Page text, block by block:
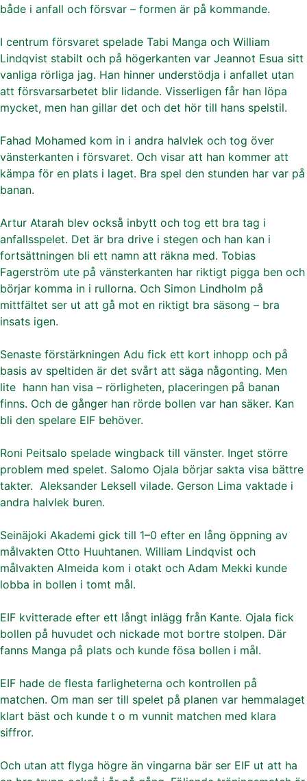
både i anfall och försvar – formen är på kommande.
I centrum försvaret spelade Tabi Manga och William
Lindqvist stabilt och på högerkanten var Jeannot Esua sitt
vanliga rörliga jag. Han hinner understödja i anfallet utan
att försvarsarbetet blir lidande. Visserligen får han löpa
mycket, men han gillar det och det hör till hans spelstil.
Fahad Mohamed kom in i andra halvlek och tog över
vänsterkanten i försvaret. Och visar att han kommer att
kämpa för en plats i laget. Bra spel den stunden har var på
banan.
Artur Atarah blev också inbytt och tog ett bra tag i
anfallsspelet. Det är bra drive i stegen och han kan i
fortsättningen bli ett namn att räkna med. Tobias
Fagerström ute på vänsterkanten har riktigt pigga ben och
börjar komma in i rullorna. Och Simon Lindholm på
mittfältet ser ut att gå mot en riktigt bra säsong – bra
insats igen.
Senaste förstärkningen Adu fick ett kort inhopp och på
basis av speltiden är det svårt att säga någonting. Men
lite hann han visa – rörligheten, placeringen på banan
finns. Och de gånger han rörde bollen var han säker. Kan
bli den spelare EIF behöver.
Roni Peitsalo spelade wingback till vänster. Inget större
problem med spelet. Salomo Ojala börjar sakta visa bättre
takter. Aleksander Leksell vilade. Gerson Lima vaktade i
andra halvlek buren.
Seinäjoki Akademi gick till 1–0 efter en lång öppning av
målvakten Otto Huuhtanen. William Lindqvist och
målvakten Almeida kom i otakt och Adam Mekki kunde
lobba in bollen i tomt mål.
EIF kvitterade efter ett långt inlägg från Kante. Ojala fick
bollen på huvudet och nickade mot bortre stolpen. Där
fanns Manga på plats och kunde fösa bollen i mål.
EIF hade de flesta farligheterna och kontrollen på
matchen. Om man ser till spelet på planen var hemmalaget
klart bäst och kunde t o m vunnit matchen med klara
siffror.
Och utan att flyga högre än vingarna bär ser EIF ut att ha